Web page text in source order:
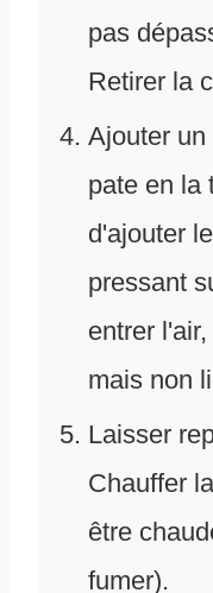
pas
Retirer la
Ajouter
pate en la
d'ajouter
pressant
entrer
mais non
Laisser
Chauffer
être
fumer).